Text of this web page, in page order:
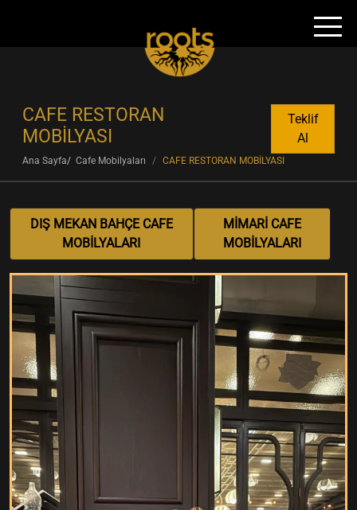
CAFE RESTORAN
MOBİLYASI
Teklif
Al
Ana Sayfa Cafe Mobilyaları CAFE RESTORAN MOBİLYASI
DIŞ MEKAN BAHÇE CAFE
MOBİLYALARI
MİMARİ CAFE
MOBİLYALARI